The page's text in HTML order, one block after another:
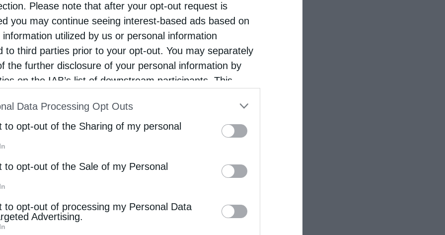
Please note that after your opt-out request is
you may continue seeing interest-based ads based on
information utilized by us or personal information
to third parties prior to your opt-out. You may separately
the further disclosure of your personal information by
on the IAB’s list of downstream participants. This
of Downstream Participantsthat may further disclose it to
parties.
Data Processing Opt Outs
to opt-out of the Sharing of my personal
to opt-out of the Sale of my Personal
to opt-out of processing my Personal Data
Advertising.
και εθνικής αντίστασης για τον απανταχού
ο Θεοφιλέστατος Επίσκοπος Μαγνησίας κ.
π. Αθανάσιο Γιάτσιο και τον πρόεδρο της
αποστολή και τους ξενάγησαν στους χώρους
της.
τοπικής εκκλησιαστικής κοινότητας
της Αυστραλίας στη διατήρηση της
καθώς συνέβαλε στην ενίσχυση των δεσμών